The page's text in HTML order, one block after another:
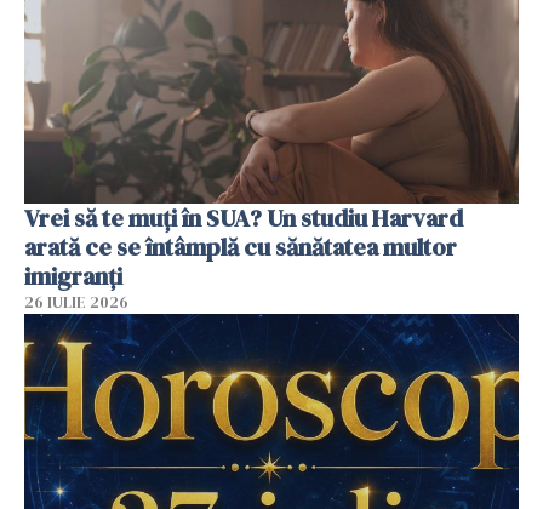
Vrei să te muți în SUA? Un studiu Harvard
arată ce se întâmplă cu sănătatea multor
imigranți
26 IULIE 2026